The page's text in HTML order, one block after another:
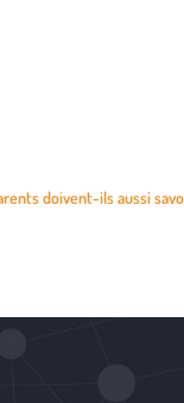
doivent-ils aussi